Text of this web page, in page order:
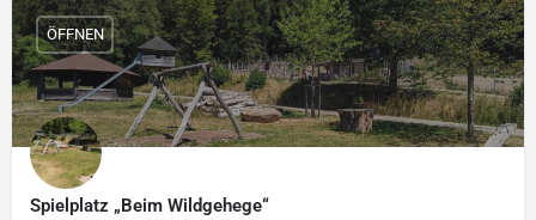
Spielplatz „Beim Wildgehege“
ÖFFNEN